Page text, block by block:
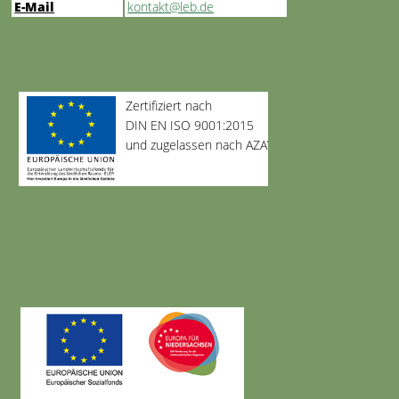
E-Mail
kontakt@leb.de
Zertifiziert nach
DIN EN ISO 9001:2015
und zugelassen nach AZAV